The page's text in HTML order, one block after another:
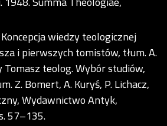
wiedzy teologicznej
i pierwszych tomistów, tłum. A.
teolog. Wybór studiów,
Z. Bomert, A. Kuryś, P. Lichacz,
Wydawnictwo Antyk,
57–135.